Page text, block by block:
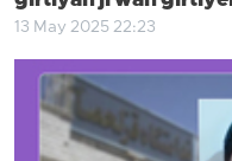
13 May 2025 22:23